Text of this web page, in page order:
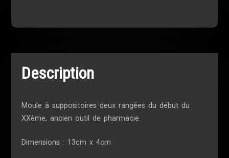
Description
Moule à suppositoires deux rangées du début du
XXème, ancien outil de pharmacie.
Dimensions : 13cm x 4cm